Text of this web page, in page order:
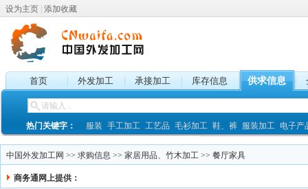
设为主页 添加收藏
首页 外发加工 承接加工 库存信息 供求信息
热门关键字： 服装 手工加工 工艺品 毛衫加工 鞋、裤 服装加工 电子产
中国外发加工网 >> 求购信息 >> 家居用品、竹木加工 >> 餐厅家具
商务通网上提供：